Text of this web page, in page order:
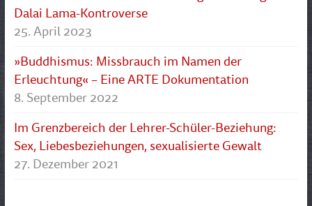
Dalai Lama-Kontroverse
25. April 2023
»Buddhismus: Missbrauch im Namen der
Erleuchtung« – Eine ARTE Dokumentation
8. September 2022
Im Grenzbereich der Lehrer-Schüler-Beziehung:
Sex, Liebesbeziehungen, sexualisierte Gewalt
27. Dezember 2021